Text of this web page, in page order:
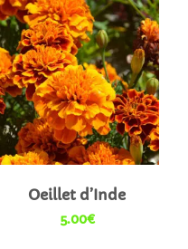
Oeillet d’Inde
5.00€